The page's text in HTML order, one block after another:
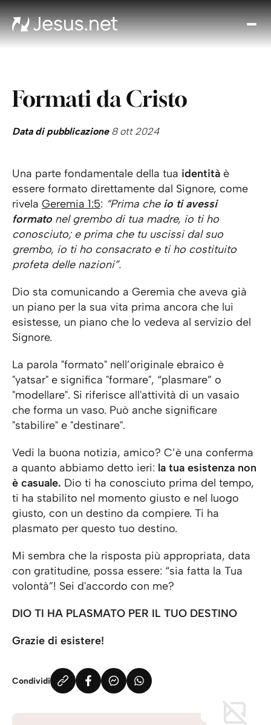
Chi
è
Formati da Cristo
Data di pubblicazione8 ott 2024
Una parte fondamentale della tua identità è
essere formato direttamente dal Signore, come
rivela Geremia 1:5: “Prima che io ti avessi
formatonel grembo di tua madre, io ti ho
conosciuto; e prima che tu uscissi dal suo
grembo, io ti ho consacrato e ti ho costituito
profeta delle nazioni”.
Dio sta comunicando a Geremia che aveva già
un piano per la sua vita prima ancora che lui
esistesse, un piano che lo vedeva al servizio del
Signore.
La parola "formato" nell’originale ebraico è
"yatsar" e significa "formare", “plasmare” o
"modellare". Si riferisce all'attività di un vasaio
che forma un vaso. Può anche significare
"stabilire" e "destinare".
Vedi la buona notizia, amico? C’è una conferma
a quanto abbiamo detto ieri: la tua esistenza non
è casuale. Dio ti ha conosciuto prima del tempo,
ti ha stabilito nel momento giusto e nel luogo
giusto, con un destino da compiere. Ti ha
plasmato per questo tuo destino.
Mi sembra che la risposta più appropriata, data
con gratitudine, possa essere: “sia fatta la Tua
volontà”! Sei d'accordo con me?
DIO TI HA PLASMATO PER IL TUO DESTINO
Grazie di esistere!
Condividi